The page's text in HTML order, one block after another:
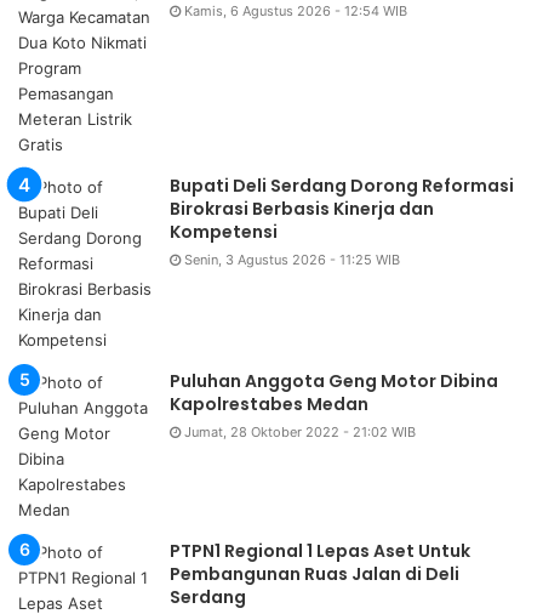
Kamis, 6 Agustus 2026 - 12:54 WIB
Bupati Deli Serdang Dorong Reformasi
Birokrasi Berbasis Kinerja dan
Kompetensi
Senin, 3 Agustus 2026 - 11:25 WIB
Puluhan Anggota Geng Motor Dibina
Kapolrestabes Medan
Jumat, 28 Oktober 2022 - 21:02 WIB
PTPN1 Regional 1 Lepas Aset Untuk
Pembangunan Ruas Jalan di Deli
Serdang